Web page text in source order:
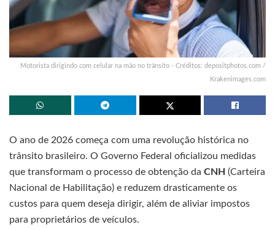
Motorista dirigindo com celular na mão no trânsito - Créditos: depositphotos.com /
Krakenimages.com
O ano de 2026 começa com uma revolução histórica no
trânsito brasileiro. O Governo Federal oficializou medidas
que transformam o processo de obtenção da CNH (Carteira
Nacional de Habilitação) e reduzem drasticamente os
custos para quem deseja dirigir, além de aliviar impostos
para proprietários de veículos.